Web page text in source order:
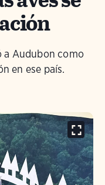
a Audubon como
en ese país.